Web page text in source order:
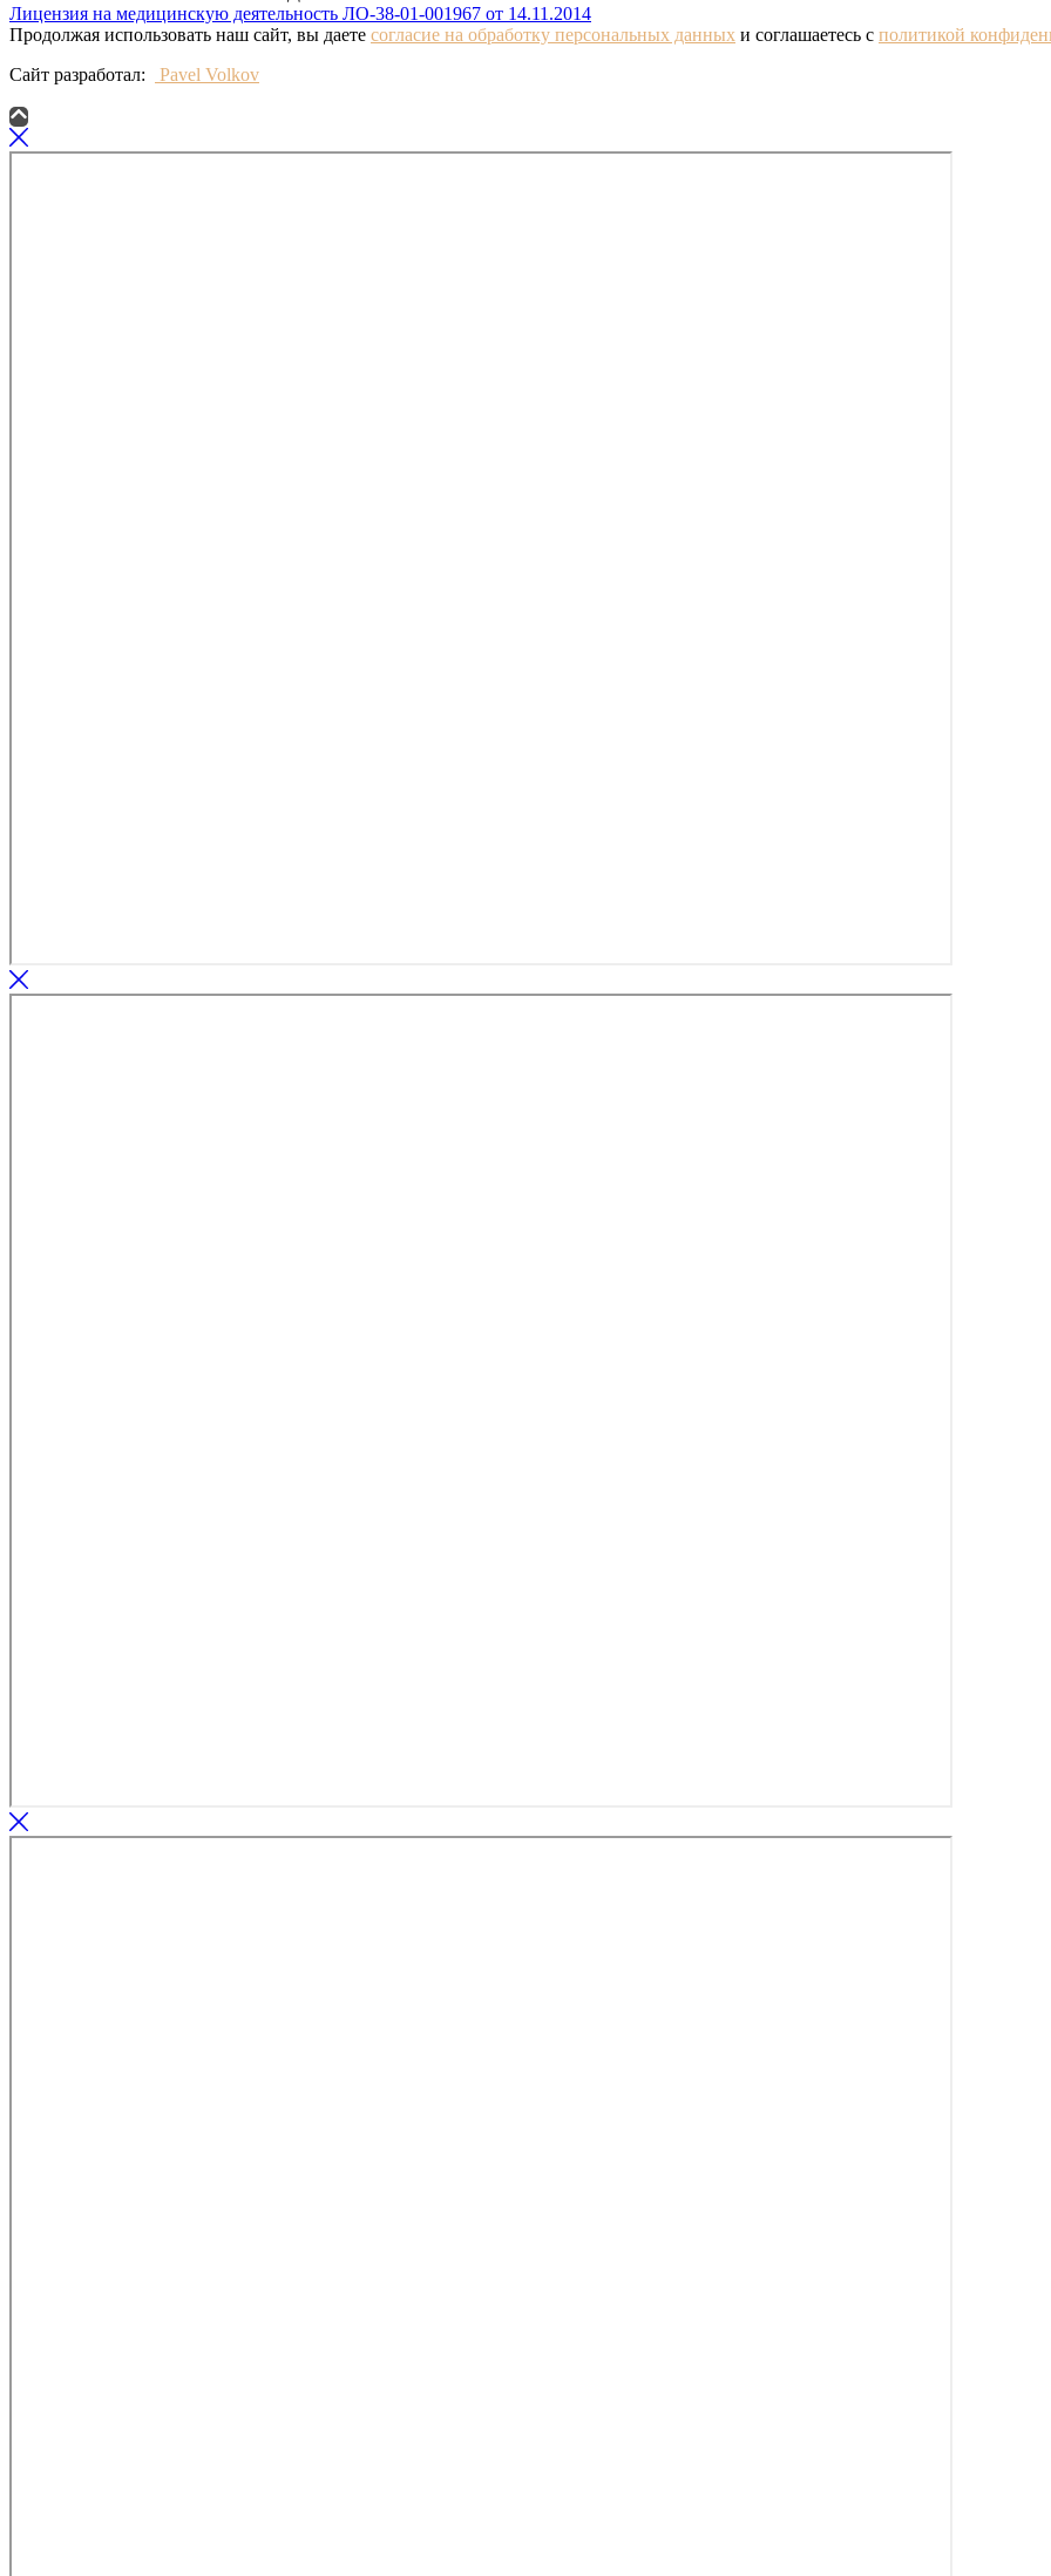
Лицензия на медицинскую деятельность ЛО-38-01-001967 от 14.11.2014
Продолжая использовать наш сайт, вы даете согласие на обработку персональных данных и соглашаетесь с политикой
Сайт разработал:
Pavel Volkov